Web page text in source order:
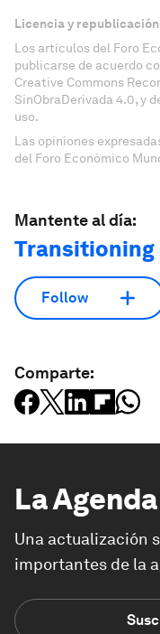
Licencia y republicación
Los artículos del Foro
publicarse de acuerdo
Creative Commons
SinObraDerivada 4.0, y
uso.
Las opiniones
del Foro Económico
Mantente al día:
Follow
Comparte:
La Agenda
Una actualización
importantes de la